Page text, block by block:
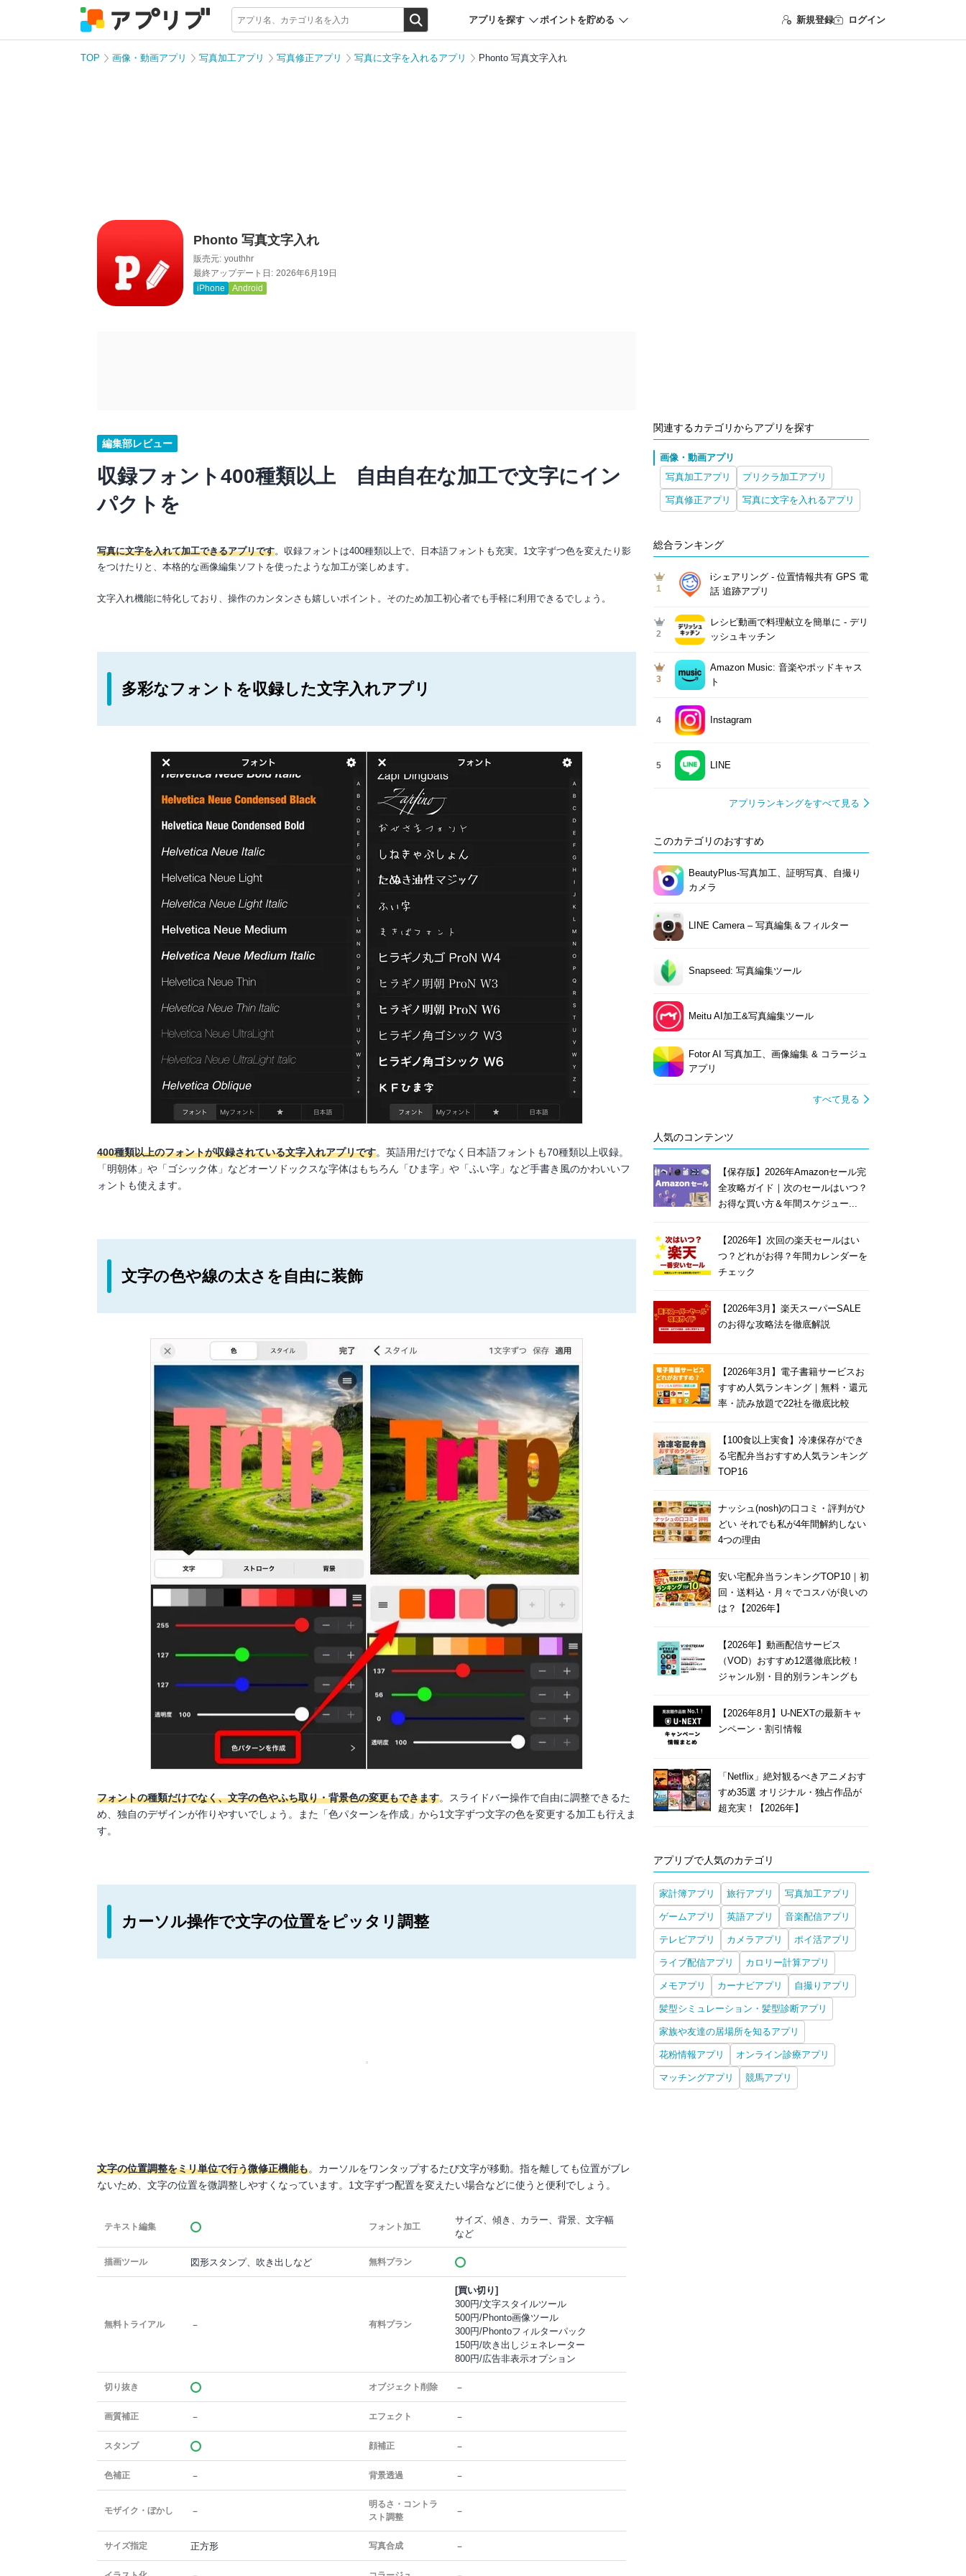
アプリを探す ポイントを貯める 新規登録 ログイン
TOP 画像・動画アプリ 写真加工アプリ 写真修正アプリ 写真に文字を入れるアプリ Phonto 写真文字入れ
Phonto 写真文字入れ
販売元: youthhr
最終アップデート日: 2026年6月19日
iPhone
Android
編集部レビュー
収録フォント400種類以上 自由自在な加工で文字にイン
パクトを
写真に文字を入れて加工できるアプリです。収録フォントは400種類以上で、日本語フォントも充実。1文字ずつ色を変えたり影
をつけたりと、本格的な画像編集ソフトを使ったような加工が楽しめます。
文字入れ機能に特化しており、操作のカンタンさも嬉しいポイント。そのため加工初心者でも手軽に利用できるでしょう。
多彩なフォントを収録した文字入れアプリ
400種類以上のフォントが収録されている文字入れアプリです。英語用だけでなく日本語フォントも70種類以上収録。
「明朝体」や「ゴシック体」などオーソドックスな字体はもちろん「ひま字」や「ふい字」など手書き風のかわいいフ
ォントも使えます。
文字の色や線の太さを自由に装飾
フォントの種類だけでなく、文字の色やふち取り・背景色の変更もできます。スライドバー操作で自由に調整できるた
め、独自のデザインが作りやすいでしょう。また「色パターンを作成」から1文字ずつ文字の色を変更する加工も行えま
す。
カーソル操作で文字の位置をピッタリ調整
文字の位置調整をミリ単位で行う微修正機能も。カーソルをワンタップするたび文字が移動。指を離しても位置がブレ
ないため、文字の位置を微調整しやすくなっています。1文字ずつ配置を変えたい場合などに使うと便利でしょう。
テキスト編集 フォント加工
サイズ、傾き、カラー、背景、文字幅
など
描画ツール 図形スタンプ、吹き出しなど 無料プラン
無料トライアル － 有料プラン
[買い切り]
300円/文字スタイルツール
500円/Phonto画像ツール
300円/Phontoフィルターパック
150円/吹き出しジェネレーター
800円/広告非表示オプション
切り抜き オブジェクト削除 －
画質補正 － エフェクト －
スタンプ 顔補正 －
色補正 － 背景透過 －
モザイク・ぼかし －
明るさ・コントラ
スト調整
－
サイズ指定 正方形 写真合成 －
関連するカテゴリからアプリを探す
画像・動画アプリ
写真加工アプリ
プリクラ加工アプリ
写真修正アプリ 写真に文字を入れるアプリ
総合ランキング
1
iシェアリング - 位置情報共有 GPS 電
話 追跡アプリ
2
レシピ動画で料理献立を簡単‪に - デリ
ッシュキッチン
3
Amazon Music: 音楽やポッドキャス
ト
4 Instagram
5 LINE
アプリランキングをすべて見る
このカテゴリのおすすめ
BeautyPlus-写真加工、証明写真、自撮り
カメラ
LINE Camera – 写真編集＆フィルター
Snapseed: 写真編集ツール
Meitu AI加工&写真編集ツール
Fotor AI 写真加工、画像編集 & コラージュ
アプリ
すべて見る
人気のコンテンツ
【保存版】2026年Amazonセール完
全攻略ガイド｜次のセールはいつ？
お得な買い方＆年間スケジュー...
【2026年】次回の楽天セールはい
つ？どれがお得？年間カレンダーを
チェック
【2026年3月】楽天スーパーSALE
のお得な攻略法を徹底解説
【2026年3月】電子書籍サービスお
すすめ人気ランキング｜無料・還元
率・読み放題で22社を徹底比較
【100食以上実食】冷凍保存ができ
る宅配弁当おすすめ人気ランキング
TOP16
ナッシュ(nosh)の口コミ・評判がひ
どい それでも私が4年間解約しない
4つの理由
安い宅配弁当ランキングTOP10｜初
回・送料込・月々でコスパが良いの
は？【2026年】
【2026年】動画配信サービス
（VOD）おすすめ12選徹底比較！
ジャンル別・目的別ランキングも
【2026年8月】U-NEXTの最新キャ
ンペーン・割引情報
「Netflix」絶対観るべきアニメおす
すめ35選 オリジナル・独占作品が
超充実！【2026年】
アプリブで人気のカテゴリ
家計簿アプリ 旅行アプリ 写真加工アプリ
ゲームアプリ 英語アプリ 音楽配信アプリ
テレビアプリ カメラアプリ ポイ活アプリ
ライブ配信アプリ カロリー計算アプリ
メモアプリ カーナビアプリ 自撮りアプリ
髪型シミュレーション・髪型診断アプリ
家族や友達の居場所を知るアプリ
花粉情報アプリ オンライン診療アプリ
マッチングアプリ 競馬アプリ